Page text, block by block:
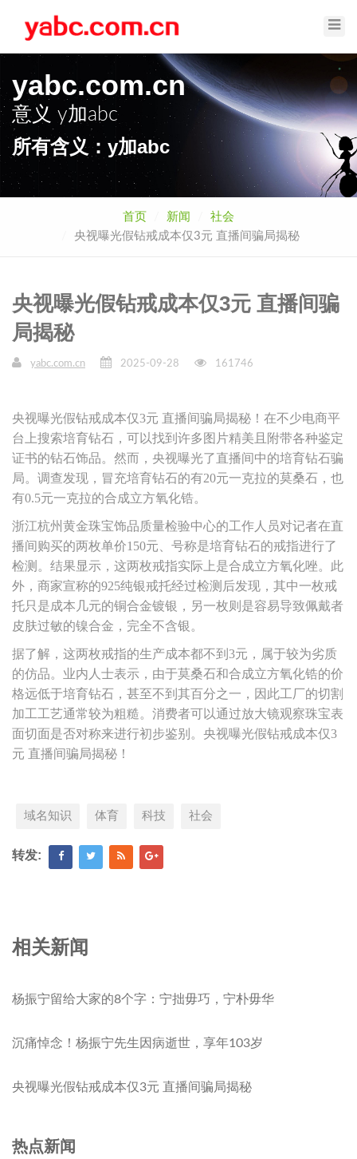
yabc.com.cn
意义
y加abc
所有含义：y加abc
首页 新闻
社会
央视曝光假钻戒成本仅3元 直播间骗局揭秘
央视曝光假钻戒成本仅3元 直播间骗
局揭秘
yabc.com.cn 2025-09-28 161746
央视曝光假钻戒成本仅3元 直播间骗局揭秘！在不少电商平
台上搜索培育钻石，可以找到许多图片精美且附带各种鉴定
证书的钻石饰品。然而，央视曝光了直播间中的培育钻石骗
局。调查发现，冒充培育钻石的有20元一克拉的莫桑石，也
有0.5元一克拉的合成立方氧化锆。
浙江杭州黄金珠宝饰品质量检验中心的工作人员对记者在直
播间购买的两枚单价150元、号称是培育钻石的戒指进行了
检测。结果显示，这两枚戒指实际上是合成立方氧化唑。此
外，商家宣称的925纯银戒托经过检测后发现，其中一枚戒
托只是成本几元的铜合金镀银，另一枚则是容易导致佩戴者
皮肤过敏的镍合金，完全不含银。
据了解，这两枚戒指的生产成本都不到3元，属于较为劣质
的仿品。业内人士表示，由于莫桑石和合成立方氧化锆的价
格远低于培育钻石，甚至不到其百分之一，因此工厂的切割
加工工艺通常较为粗糙。消费者可以通过放大镜观察珠宝表
面切面是否对称来进行初步鉴别。央视曝光假钻戒成本仅3
元 直播间骗局揭秘！
域名知识 体育 科技 社会
转发:
相关新闻
杨振宁留给大家的8个字：宁拙毋巧，宁朴毋华
沉痛悼念！杨振宁先生因病逝世，享年103岁
央视曝光假钻戒成本仅3元 直播间骗局揭秘
热点新闻